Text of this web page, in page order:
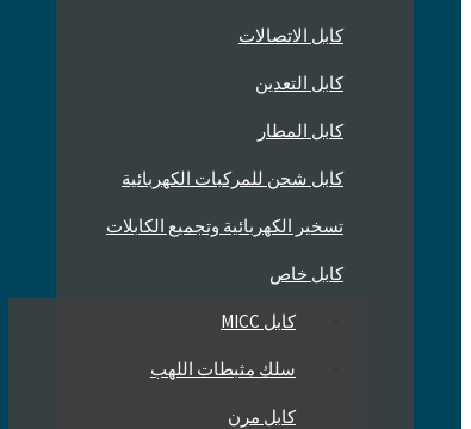
كابل الاتصالات
كابل التعدين
كابل المطار
كابل شحن للمركبات الكهربائية
تسخير الكهربائية وتجميع الكابلات
كابل خاص
كابل MICC
سلك مثبطات اللهب
كابل مرن